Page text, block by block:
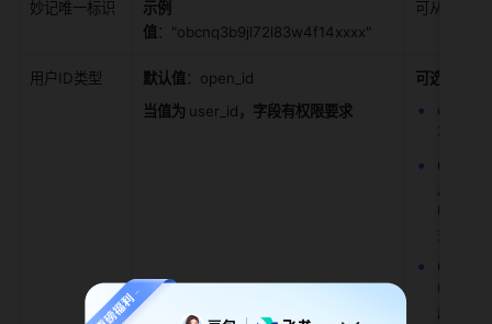
妙记唯一标识
示例
值："obcnq3b9jl72l83w4f14xxxx"
可从妙记链
用户ID类型 默认值：open_id
当值为 user_id ，字段有权限要求
可选值有
不同。
Union
如何获
user_id
User ID